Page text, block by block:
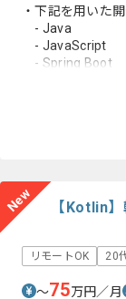
・下記を用いた
- Java
- JavaScript
- Spring Boot
New 【Kotlin
リモートOK 20
〜75万円／月